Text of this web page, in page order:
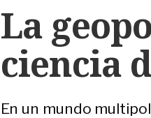
La
ciencia
En un mundo